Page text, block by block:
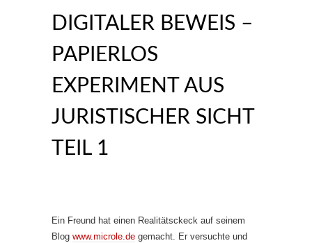
DIGITALER BEWEIS –
PAPIERLOS
EXPERIMENT AUS
JURISTISCHER SICHT
TEIL 1
Ein Freund hat einen Realitätsckeck auf seinem
Blog www.microle.de gemacht. Er versuchte und